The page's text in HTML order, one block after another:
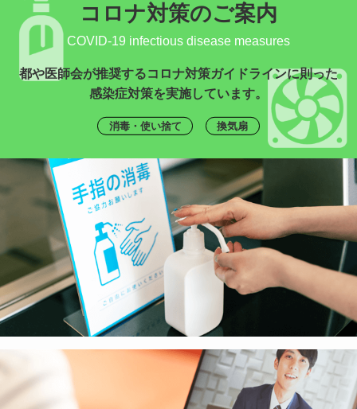
コロナ対策のご案内
COVID-19 infectious disease measures
都や医師会が推奨するコロナ対策ガイドラインに則った
感染症対策を実施しています。
消毒・使い捨て 換気扇